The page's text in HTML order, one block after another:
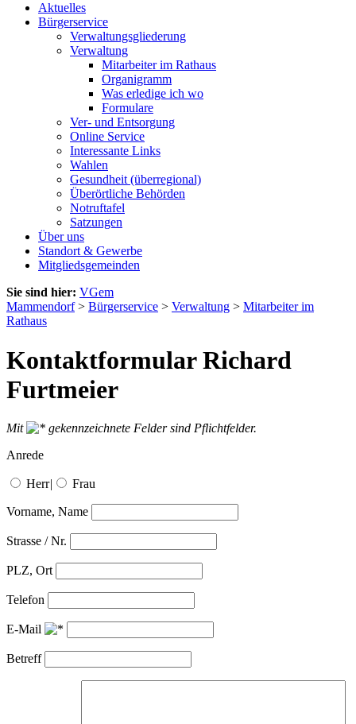
Aktuelles
Bürgerservice
Verwaltungsgliederung
Verwaltung
Mitarbeiter im Rathaus
Organigramm
Was erledige ich wo
Formulare
Ver- und Entsorgung
Online Service
Interessante Links
Wahlen
Gesundheit (überregional)
Überörtliche Behörden
Notruftafel
Satzungen
Über uns
Standort & Gewerbe
Mitgliedsgemeinden
Sie sind hier: VGem
Mammendorf> Bürgerservice > Verwaltung > Mitarbeiter im
Rathaus
Kontaktformular Richard
Furtmeier
Mit
gekennzeichnete Felder sind Pflichtfelder.
Anrede
Herr| Frau
Vorname, Name
Strasse / Nr.
PLZ, Ort
Telefon
E-Mail
Betreff